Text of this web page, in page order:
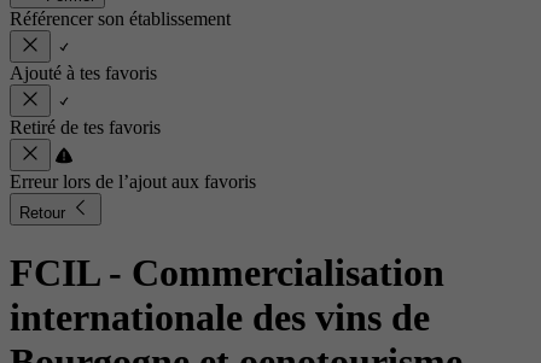
Référencer son établissement
Ajouté à tes favoris
Retiré de tes favoris
Erreur lors de l’ajout aux favoris
Retour
FCIL - Commercialisation
internationale des vins de